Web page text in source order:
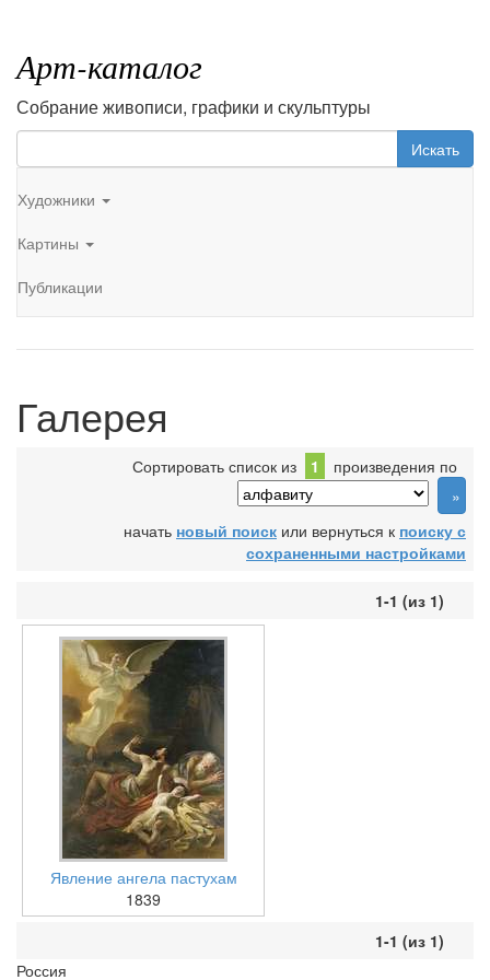
Арт-каталог
Собрание живописи, графики и скульптуры
Искать
Художники
Картины
Публикации
Галерея
Сортировать список из 1 произведения по
начать новый поиск или вернуться к поиску с
сохраненными настройками
1-1 (из 1)
Явление ангела пастухам
1839
1-1 (из 1)
Россия